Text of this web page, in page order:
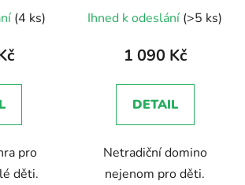
(4 ks)
pro
děti.
hodnocení
produktu
5,0
z
hvězdiček.
Ihned k odeslání (>5 ks)
1 090 Kč
DETAIL
Netradiční domino
nejenom pro děti.